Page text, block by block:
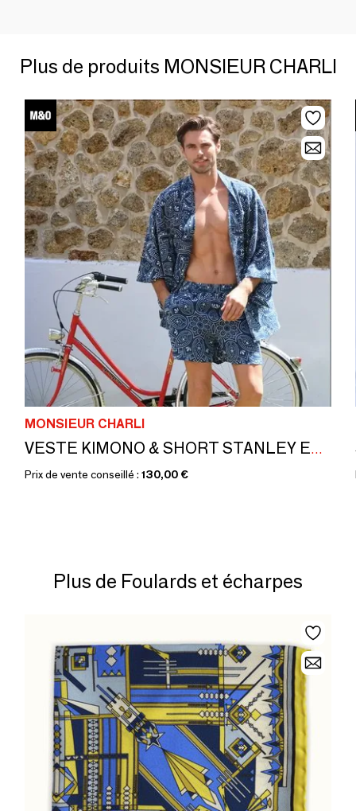
Plus de produits MONSIEUR CHARLI
MONSIEUR CHARLI
VESTE KIMONO & SHORT STANLEY EN VOILE DE COTON
Prix de vente conseillé : 130,00 €
Plus de Foulards et écharpes